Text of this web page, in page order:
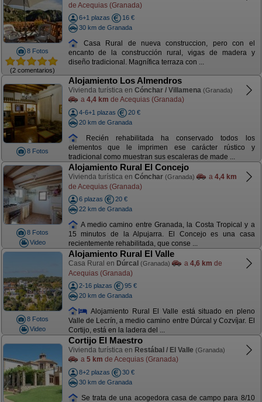
8 Fotos
(2 comentarios)
de Acequias (Granada)
6+1 plazas
16 €
30 km de Granada
Casa Rural de nueva construccion, pero con el
encanto de la construcción rural, vigas de madera y
diseño tradicional. Magnífica terraza con ...
8 Fotos
Alojamiento Los Almendros
Vivienda turística en Cónchar / Villamena (Granada)
a 4,4 km de Acequias (Granada)
4-6+1 plazas
20 €
20 km de Granada
Recién rehabilitada ha conservado todos los
elementos que le imprimen ese carácter rústico y
tradicional como muestran sus escaleras de made ...
8 Fotos
Video
Alojamiento Rural El Concejo
Vivienda turística en Cónchar (Granada) a 4,4 km
de Acequias (Granada)
6 plazas
20 €
22 km de Granada
A medio camino entre Granada, la Costa Tropical y a
15 minutos de la Alpujarra. El Concejo es una casa
recientemente rehabilitada, que conse ...
8 Fotos
Video
Alojamiento Rural El Valle
Casa Rural en Dúrcal (Granada) a 4,6 km de
Acequias (Granada)
2-16 plazas
95 €
20 km de Granada
Alojamiento Rural El Valle está situado en pleno
Valle de Lecrín, a medio camino entre Dúrcal y Cozvíjar. El
Cortijo, está en la ladera del ...
Cortijo El Maestro
Vivienda turística en Restábal / El Valle (Granada)
a 5 km de Acequias (Granada)
8+2 plazas
30 €
30 km de Granada
Se trata de una acogedora casa de campo para 8/10